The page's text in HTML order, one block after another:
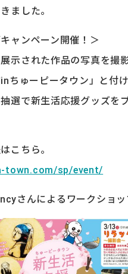
ました。
ャンペーン開催！＞
示された作品の写真を撮
ちゅーピータウン」と付
選で新生活応援グッズを
こちら。
town.com/sp/event/
さんによるワークショッ